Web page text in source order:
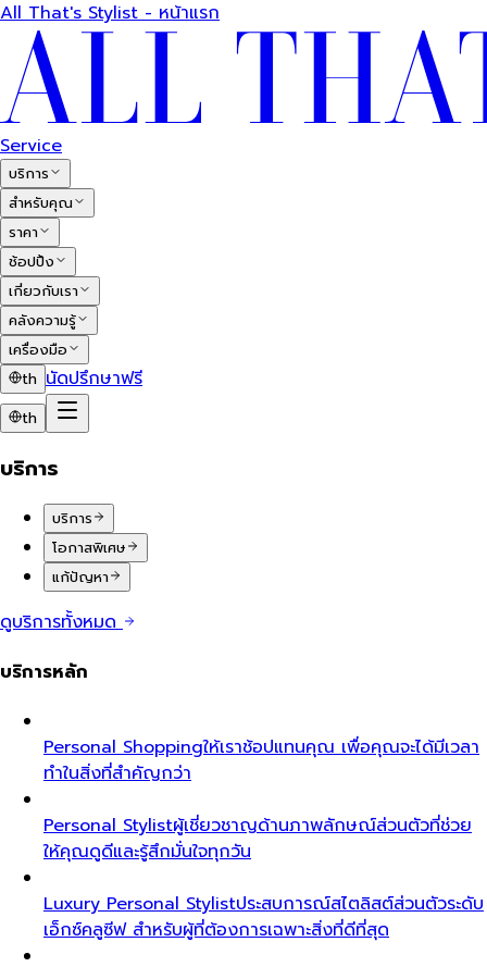
All That's Stylist - หน้าแรก
Service
บริการ
สำหรับคุณ
ราคา
ช้อปปิ้ง
เกี่ยวกับเรา
คลังความรู้
เครื่องมือ
th นัดปรึกษาฟรี
th
บริการ
บริการ
โอกาสพิเศษ
แก้ปัญหา
ดูบริการทั้งหมด
บริการหลัก
Personal Shoppingให้เราช้อปแทนคุณ เพื่อคุณจะได้มีเวลา
ทำในสิ่งที่สำคัญกว่า
Personal Stylistผู้เชี่ยวชาญด้านภาพลักษณ์ส่วนตัวที่ช่วย
ให้คุณดูดีและรู้สึกมั่นใจทุกวัน
Luxury Personal Stylistประสบการณ์สไตลิสต์ส่วนตัวระดับ
เอ็กซ์คลูซีฟ สำหรับผู้ที่ต้องการเฉพาะสิ่งที่ดีที่สุด